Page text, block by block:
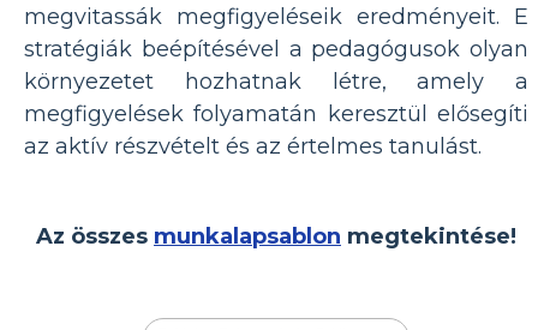
megvitassák megfigyeléseik eredményeit. E
stratégiák beépítésével a pedagógusok olyan
környezetet hozhatnak létre, amely a
megfigyelések folyamatán keresztül elősegíti
az aktív részvételt és az értelmes tanulást.
Az összes munkalapsablon megtekintése!